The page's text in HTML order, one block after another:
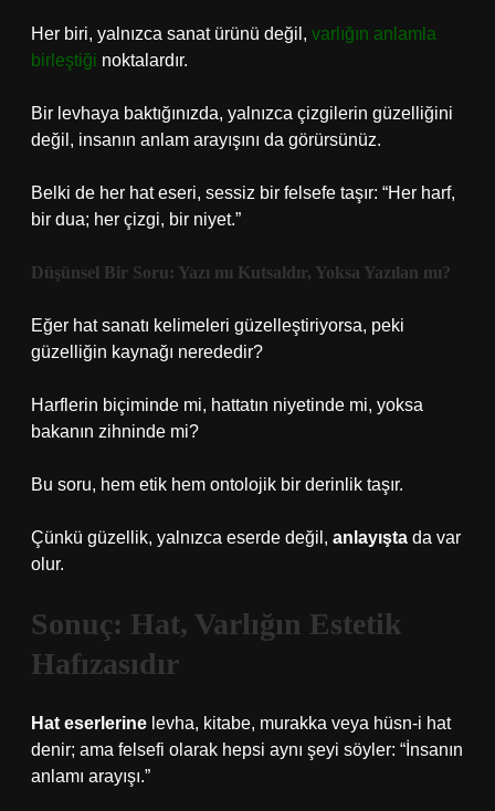
Her biri, yalnızca sanat ürünü değil, varlığın anlamla
birleştiği noktalardır.
Bir levhaya baktığınızda, yalnızca çizgilerin güzelliğini
değil, insanın anlam arayışını da görürsünüz.
Belki de her hat eseri, sessiz bir felsefe taşır: “Her harf,
bir dua; her çizgi, bir niyet.”
Düşünsel Bir Soru: Yazı mı Kutsaldır, Yoksa Yazılan mı?
Eğer hat sanatı kelimeleri güzelleştiriyorsa, peki
güzelliğin kaynağı nerededir?
Harflerin biçiminde mi, hattatın niyetinde mi, yoksa
bakanın zihninde mi?
Bu soru, hem etik hem ontolojik bir derinlik taşır.
Çünkü güzellik, yalnızca eserde değil, anlayışta da var
olur.
Sonuç: Hat, Varlığın Estetik
Hafızasıdır
Hat eserlerine levha, kitabe, murakka veya hüsn-i hat
denir; ama felsefi olarak hepsi aynı şeyi söyler: “İnsanın
anlamı arayışı.”